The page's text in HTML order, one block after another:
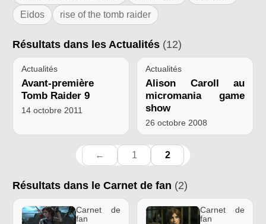
Eidos
rise of the tomb raider
Résultats dans les Actualités (12)
Actualités
Avant-première
Tomb Raider 9
14 octobre 2011
Actualités
Alison Caroll au
micromania game
show
26 octobre 2008
← 1 2
Résultats dans le Carnet de fan (2)
Carnet de
fan
Carnet de
fan